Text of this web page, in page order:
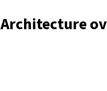
Architecture